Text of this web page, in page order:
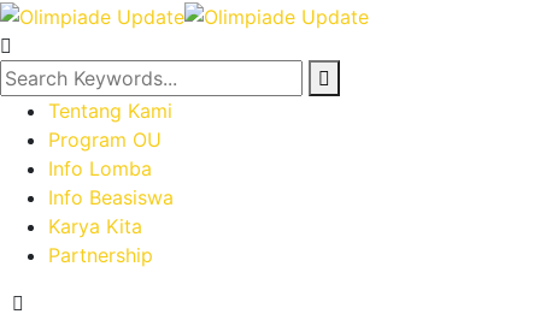
Tentang Kami
Program OU
Info Lomba
Info Beasiswa
Karya Kita
Partnership